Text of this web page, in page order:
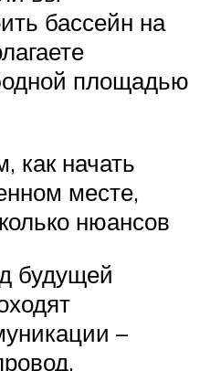
бассейн на
площадью
как начать
месте,
нюансов
будущей
–